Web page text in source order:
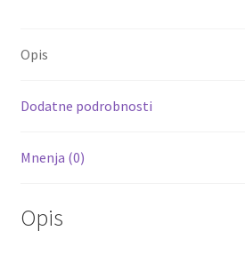
hlače
k
Opis
Dodatne podrobnosti
Mnenja (0)
Opis